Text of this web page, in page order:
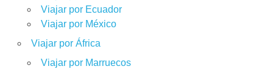
Viajar por Ecuador
Viajar por México
Viajar por África
Viajar por Marruecos